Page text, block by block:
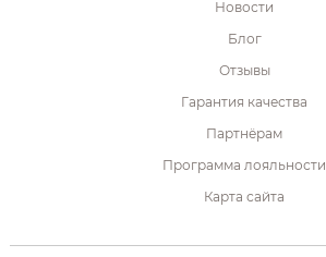
Новости
Блог
Отзывы
Гарантия качества
Партнёрам
Программа лояльности
Карта сайта